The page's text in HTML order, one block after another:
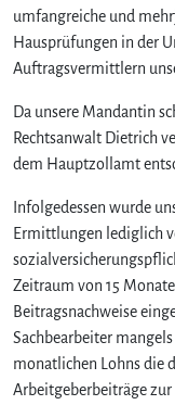
umfangreiche und
Hausprüfungen in der
Auftragsvermittlern
Da unsere Mandantin
Rechtsanwalt Dietrich
dem Hauptzollamt
Infolgedessen wurde
Ermittlungen lediglich
Zeitraum von 15
Beitragsnachweise
Sachbearbeiter
monatlichen Lohns die
Arbeitgeberbeiträge zur